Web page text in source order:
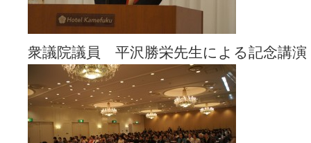
衆議院議員 平沢勝栄先生による記念講演